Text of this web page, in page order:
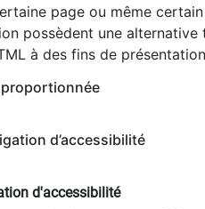
page ou même
possèdent une alternative
à des fins de
d’accessibilité
d'accessibilité